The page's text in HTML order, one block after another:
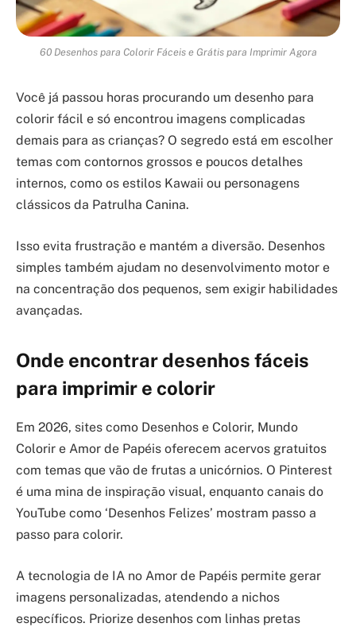
60 Desenhos para Colorir Fáceis e Grátis para Imprimir Agora
Você já passou horas procurando um desenho para
colorir fácil e só encontrou imagens complicadas
demais para as crianças? O segredo está em escolher
temas com contornos grossos e poucos detalhes
internos, como os estilos Kawaii ou personagens
clássicos da Patrulha Canina.
Isso evita frustração e mantém a diversão. Desenhos
simples também ajudam no desenvolvimento motor e
na concentração dos pequenos, sem exigir habilidades
avançadas.
Onde encontrar desenhos fáceis
para imprimir e colorir
Em 2026, sites como Desenhos e Colorir, Mundo
Colorir e Amor de Papéis oferecem acervos gratuitos
com temas que vão de frutas a unicórnios. O Pinterest
é uma mina de inspiração visual, enquanto canais do
YouTube como ‘Desenhos Felizes’ mostram passo a
passo para colorir.
A tecnologia de IA no Amor de Papéis permite gerar
imagens personalizadas, atendendo a nichos
específicos. Priorize desenhos com linhas pretas